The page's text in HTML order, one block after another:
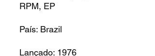
RPM, EP
País: Brazil
Lançado: 1976